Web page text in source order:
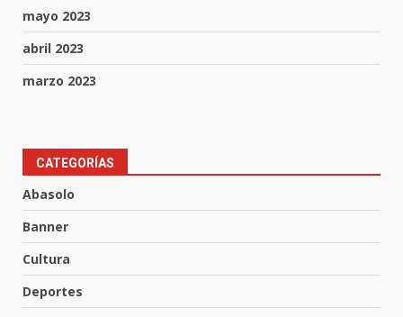
mayo 2023
abril 2023
marzo 2023
CATEGORÍAS
Abasolo
Banner
Cultura
Deportes
3
Linteck
Aprender jugando también salva